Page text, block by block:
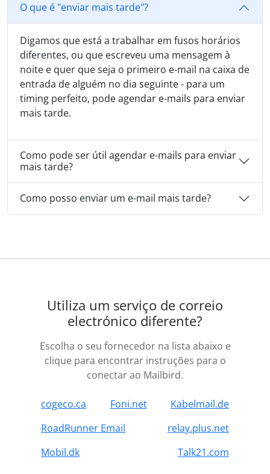
O que é "enviar mais tarde"?
Digamos que está a trabalhar em fusos horários
diferentes, ou que escreveu uma mensagem à
noite e quer que seja o primeiro e-mail na caixa de
entrada de alguém no dia seguinte - para um
timing perfeito, pode agendar e-mails para enviar
mais tarde.
Como pode ser útil agendar e-mails para enviar
mais tarde?
Como posso enviar um e-mail mais tarde?
Utiliza um serviço de correio
electrónico diferente?
Escolha o seu fornecedor na lista abaixo e
clique para encontrar instruções para o
conectar ao Mailbird.
cogeco.ca Foni.net
Kabelmail.de
RoadRunner Email
relay.plus.net
Mobil.dk
Talk21.com